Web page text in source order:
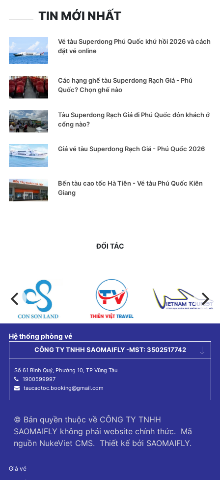
TIN MỚI NHẤT
Vé tàu Superdong Phú Quốc khứ hồi 2026 và cách
đặt vé online
Các hạng ghế tàu Superdong Rạch Giá - Phú
Quốc? Chọn ghế nào
Tàu Superdong Rạch Giá đi Phú Quốc đón khách ở
cổng nào?
Giá vé tàu Superdong Rạch Giá - Phú Quốc 2026
Bến tàu cao tốc Hà Tiên - Vé tàu Phú Quốc Kiên
Giang
ĐỐI TÁC
Hệ thống phòng vé
CÔNG TY TNHH SAOMAIFLY -MST: 3502517742
Số 61 Bình Quý, Phường 10, TP Vũng Tàu
1900599997
taucaotoc.booking@gmail.com
© Bản quyền thuộc về CÔNG TY TNHH
SAOMAIFLY không phải website chính thức. Mã
nguồn NukeViet CMS. Thiết kế bởi SAOMAIFLY.
Giá vé